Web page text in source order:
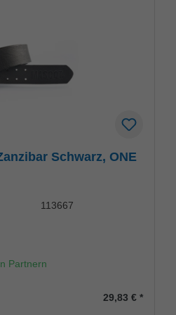
Schwarz, ONE
113667
Partnern
29,83 €*